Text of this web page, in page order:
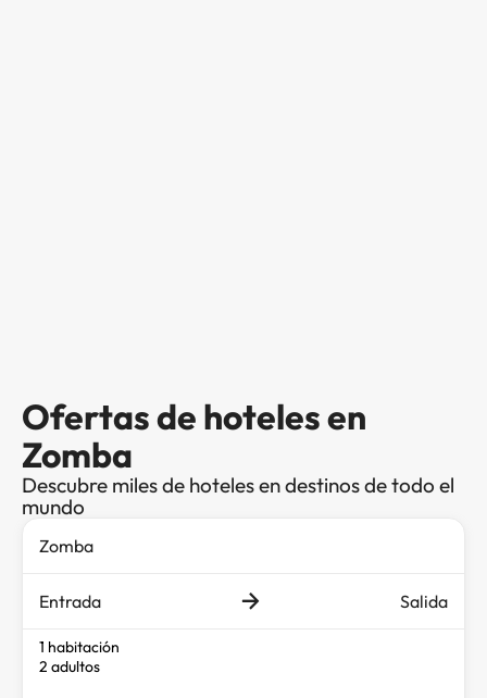
Ofertas de hoteles en
Zomba
Descubre miles de hoteles en destinos de todo el
mundo
Entrada Salida
1 habitación
2 adultos